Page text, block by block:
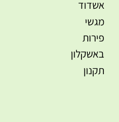
אשדוד
מגשי
פירות
באשקלון
תקנון